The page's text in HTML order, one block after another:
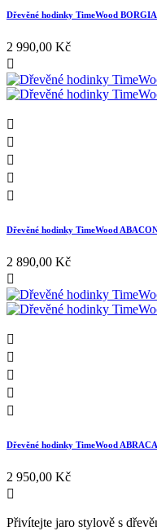
Dřevěné hodinky TimeWood BORGIA
2 990,00 Kč






Dřevěné hodinky TimeWood
2 890,00 Kč






Dřevěné hodinky TimeWood ABRACA
2 950,00 Kč

Přivítejte jaro stylově s